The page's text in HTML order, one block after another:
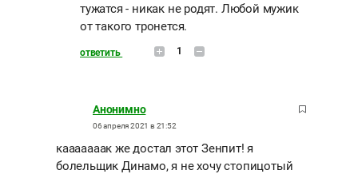
тужатся - никак не родят. Любой мужик
от такого тронется.
ответить 1
Анонимно
06 апреля 2021 в 21:52
кааааааак же достал этот Зенпит! я
болельщик Динамо, я не хочу стопицотый